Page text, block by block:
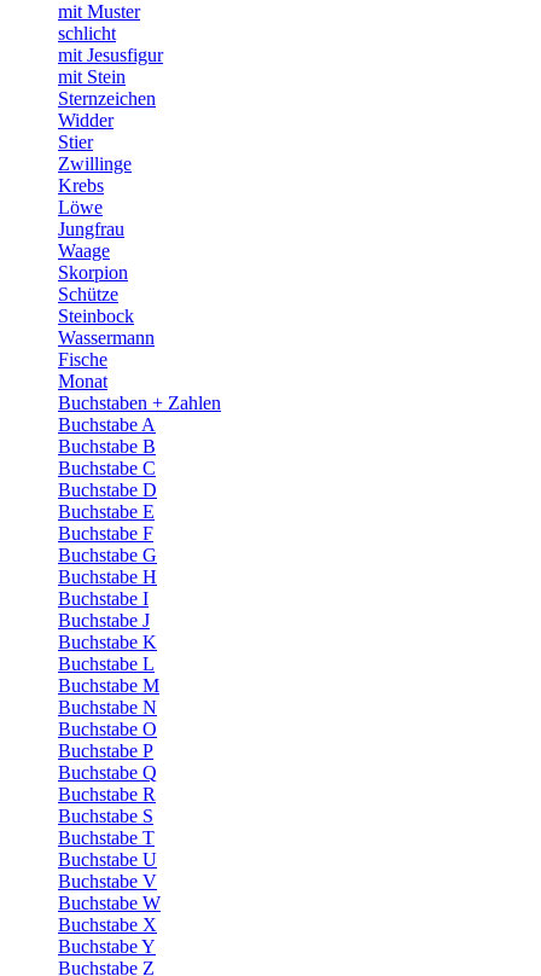
mit Muster
schlicht
mit Jesusfigur
mit Stein
Sternzeichen
Widder
Stier
Zwillinge
Krebs
Löwe
Jungfrau
Waage
Skorpion
Schütze
Steinbock
Wassermann
Fische
Monat
Buchstaben + Zahlen
Buchstabe A
Buchstabe B
Buchstabe C
Buchstabe D
Buchstabe E
Buchstabe F
Buchstabe G
Buchstabe H
Buchstabe I
Buchstabe J
Buchstabe K
Buchstabe L
Buchstabe M
Buchstabe N
Buchstabe O
Buchstabe P
Buchstabe Q
Buchstabe R
Buchstabe S
Buchstabe T
Buchstabe U
Buchstabe V
Buchstabe W
Buchstabe X
Buchstabe Y
Buchstabe Z